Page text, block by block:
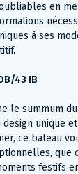
en
à ses
43 IB
le summum
design unique
ce bateau
que
festifs